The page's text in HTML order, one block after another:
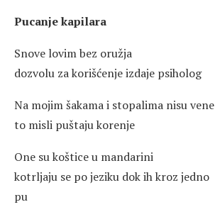
Pucanje kapilara
Snove lovim bez oružja
dozvolu za korišćenje izdaje psiholog
Na mojim šakama i stopalima nisu vene
to misli puštaju korenje
One su koštice u mandarini
kotrljaju se po jeziku dok ih kroz jedno
pu